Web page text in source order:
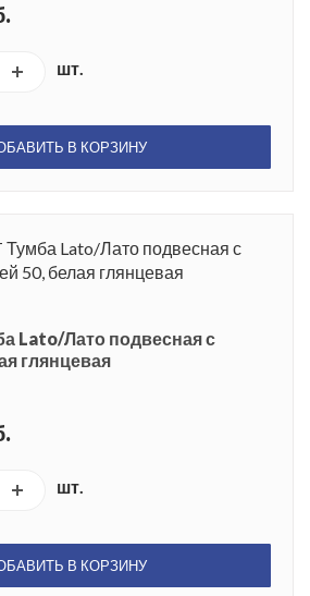
шт.
В КОРЗИНУ
Lato/Лато подвесная с
глянцевая
шт.
В КОРЗИНУ